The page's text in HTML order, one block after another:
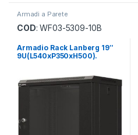
Armadi a Parete
COD: WF03-5309-10B
Armadio Rack Lanberg 19″
9U(L540xP350xH500).